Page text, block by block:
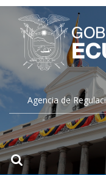
Agencia de